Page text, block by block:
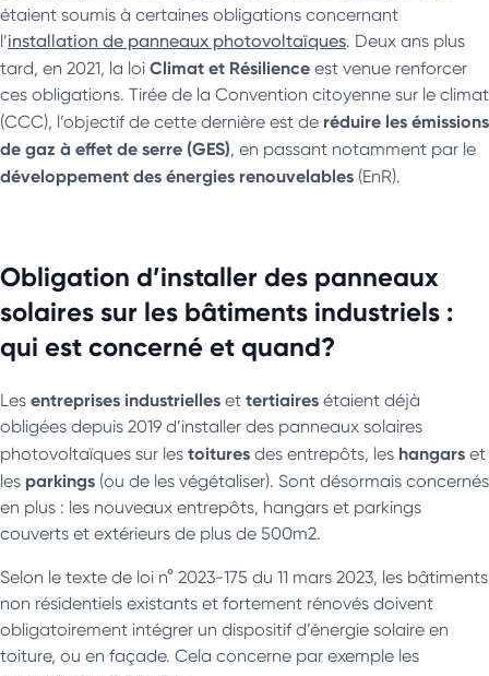
étaient soumis à certaines obligations concernant
l’installation de panneaux photovoltaïques. Deux ans plus
tard, en 2021, la loi Climat et Résilience est venue renforcer
ces obligations. Tirée de la Convention citoyenne sur le climat
(CCC), l’objectif de cette dernière est de réduire les émissions
de gaz à effet de serre (GES), en passant notamment par le
développement des énergies renouvelables (EnR).
Obligation d’installer des panneaux
solaires sur les bâtiments industriels :
qui est concerné et quand?
Les entreprises industrielles et tertiaires étaient déjà
obligées depuis 2019 d’installer des panneaux solaires
photovoltaïques sur les toitures des entrepôts, les hangars et
les parkings (ou de les végétaliser). Sont désormais concernés
en plus : les nouveaux entrepôts, hangars et parkings
couverts et extérieurs de plus de 500m2.
Selon le texte de loi n° 2023-175 du 11 mars 2023, les bâtiments
non résidentiels existants et fortement rénovés doivent
obligatoirement intégrer un dispositif d’énergie solaire en
toiture, ou en façade. Cela concerne par exemple les